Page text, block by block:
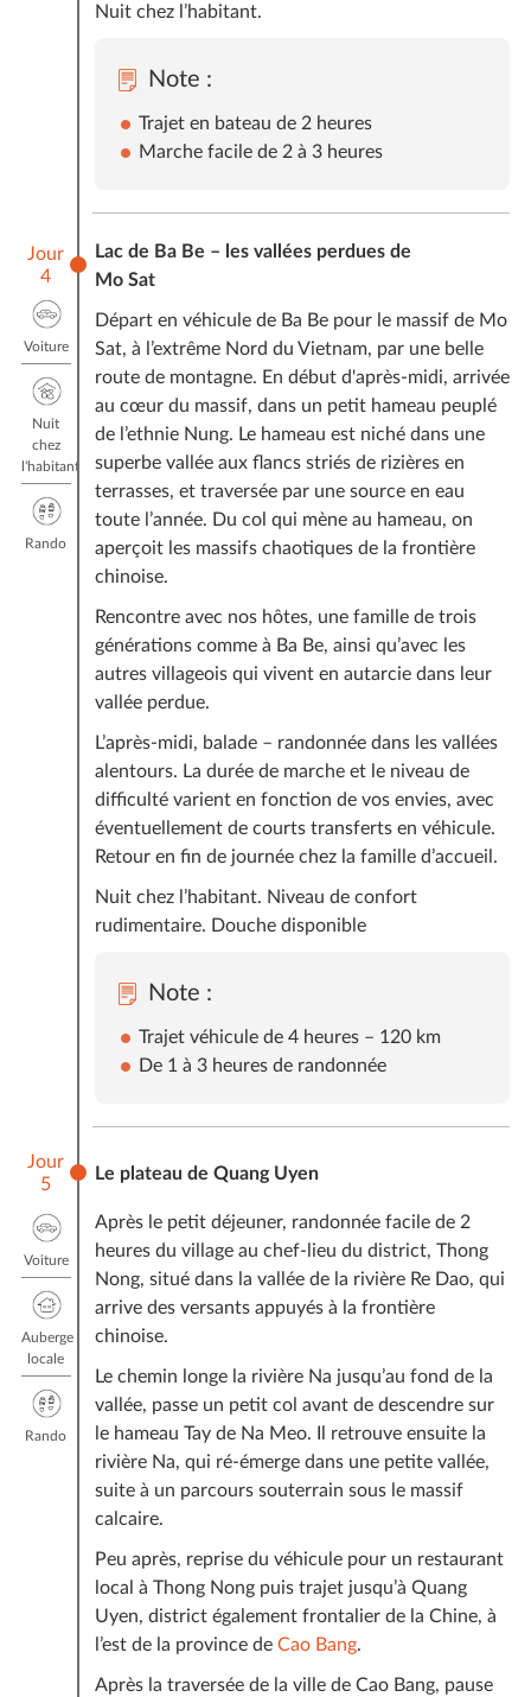
Nuit chez l’habitant.
Note :
Trajet en bateau de 2 heures
Marche facile de 2 à 3 heures
Jour
4
Lac de Ba Be – les vallées perdues de
Mo Sat
Départ en véhicule de Ba Be pour le massif de Mo
Sat, à l’extrême Nord du Vietnam, par une belle
route de montagne. En début d'après-midi, arrivée
au cœur du massif, dans un petit hameau peuplé
de l’ethnie Nung. Le hameau est niché dans une
superbe vallée aux flancs striés de rizières en
terrasses, et traversée par une source en eau
toute l’année. Du col qui mène au hameau, on
aperçoit les massifs chaotiques de la frontière
chinoise.
Rencontre avec nos hôtes, une famille de trois
générations comme à Ba Be, ainsi qu’avec les
autres villageois qui vivent en autarcie dans leur
vallée perdue.
L’après-midi, balade – randonnée dans les vallées
alentours. La durée de marche et le niveau de
difficulté varient en fonction de vos envies, avec
éventuellement de courts transferts en véhicule.
Retour en fin de journée chez la famille d’accueil.
Nuit chez l’habitant. Niveau de confort
rudimentaire. Douche disponible
Note :
Trajet véhicule de 4 heures – 120 km
De 1 à 3 heures de randonnée
Voiture
Nuit
chez
l'habitant
Rando
Jour
5
Le plateau de Quang Uyen
Après le petit déjeuner, randonnée facile de 2
heures du village au chef-lieu du district, Thong
Nong, situé dans la vallée de la rivière Re Dao, qui
arrive des versants appuyés à la frontière
chinoise.
Le chemin longe la rivière Na jusqu’au fond de la
vallée, passe un petit col avant de descendre sur
le hameau Tay de Na Meo. Il retrouve ensuite la
rivière Na, qui ré-émerge dans une petite vallée,
suite à un parcours souterrain sous le massif
calcaire.
Peu après, reprise du véhicule pour un restaurant
local à Thong Nong puis trajet jusqu’à Quang
Uyen, district également frontalier de la Chine, à
l’est de la province de Cao Bang.
Après la traversée de la ville de Cao Bang, pause
Voiture
Auberge
locale
Rando